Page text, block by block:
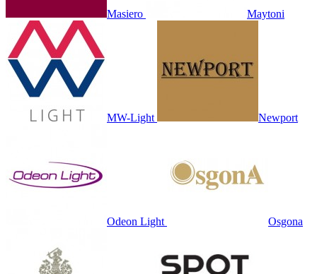
Masiero Maytoni
MW-Light Newport
Odeon Light Osgona